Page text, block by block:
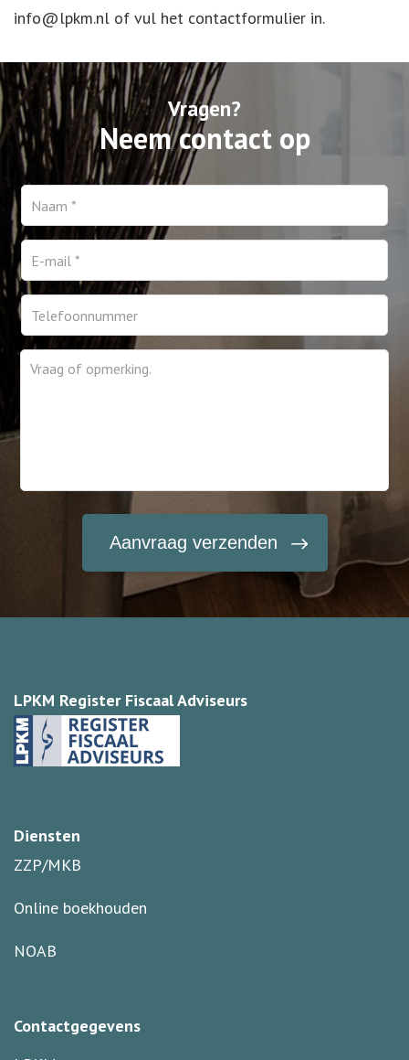
info@lpkm.nl of vul het contactformulier in.
Vragen?
Neem contact op
LPKM Register Fiscaal Adviseurs
Diensten
ZZP/MKB
Online boekhouden
NOAB
Contactgegevens